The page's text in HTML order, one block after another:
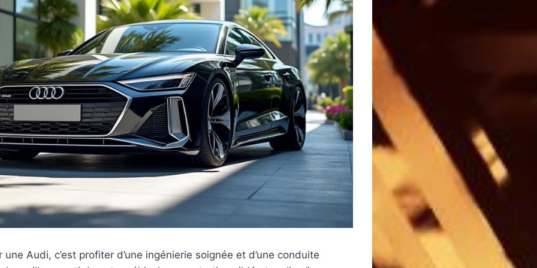
Audi, c’est profiter d’une ingénierie soignée et d’une conduite